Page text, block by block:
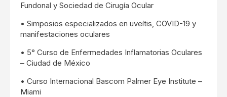
Fundonal y Sociedad de Cirugía Ocular
• Simposios especializados en uveítis, COVID-19 y
manifestaciones oculares
• 5° Curso de Enfermedades Inflamatorias Oculares
– Ciudad de México
• Curso Internacional Bascom Palmer Eye Institute –
Miami